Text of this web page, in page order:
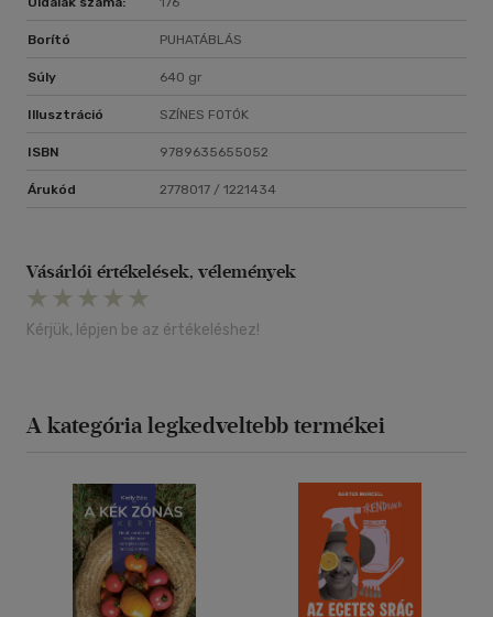
Tíz kertalaprajz és ültetési terv a magaságyásokhoz
Borító PUHATÁBLÁS
Súly 640 gr
Illusztráció SZÍNES FOTÓK
ISBN 9789635655052
Árukód 2778017 / 1221434
Vásárlói értékelések, vélemények
Kérjük, lépjen be az értékeléshez!
A kategória legkedveltebb termékei